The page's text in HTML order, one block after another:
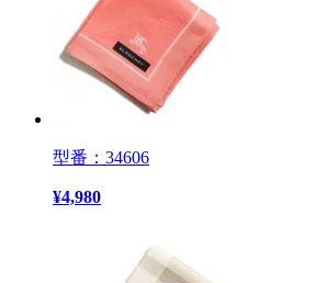
型番：34606
¥4,980